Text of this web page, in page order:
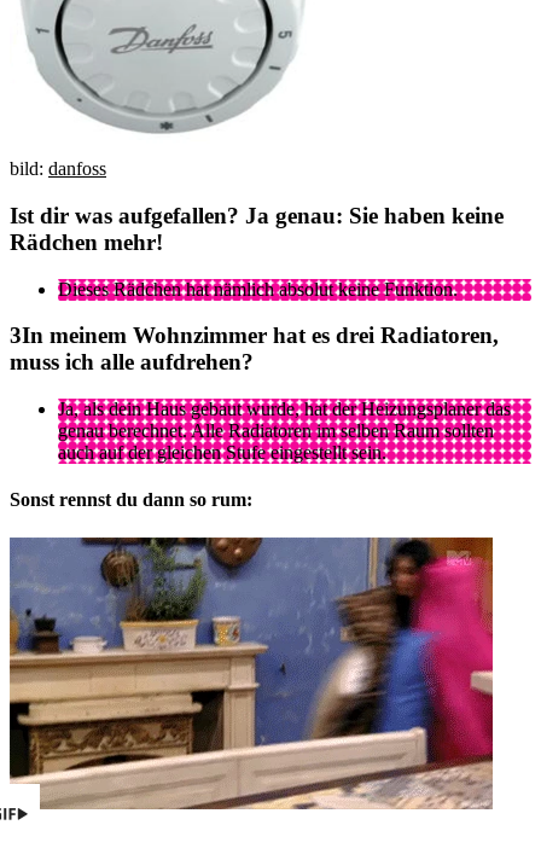
bild: danfoss
Ist dir was aufgefallen? Ja genau: Sie haben keine
Rädchen mehr!
Dieses Rädchen hat nämlich absolut keine Funktion.
In meinem Wohnzimmer hat es drei Radiatoren,
muss ich alle aufdrehen?
Ja, als dein Haus gebaut wurde, hat der Heizungsplaner das
genau berechnet. Alle Radiatoren im selben Raum sollten
auch auf der gleichen Stufe eingestellt sein.
Sonst rennst du dann so rum: